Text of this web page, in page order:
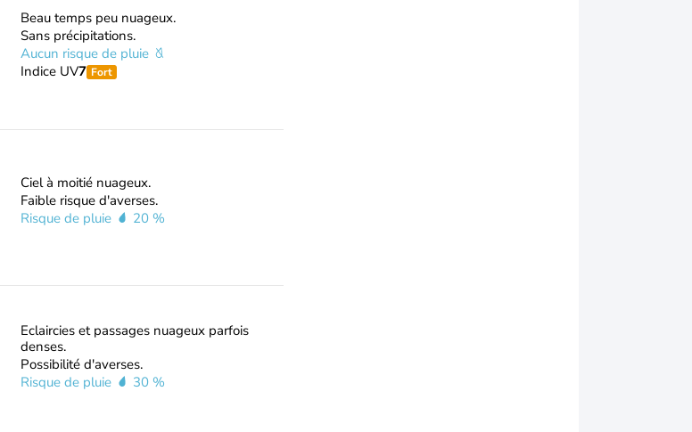
Beau temps peu nuageux.
Sans précipitations.
Aucun risque de pluie
Indice UV7 Fort
Ciel à moitié nuageux.
Faible risque d'averses.
Risque de pluie
20 %
Eclaircies et passages nuageux parfois
denses.
Possibilité d'averses.
Risque de pluie
30 %